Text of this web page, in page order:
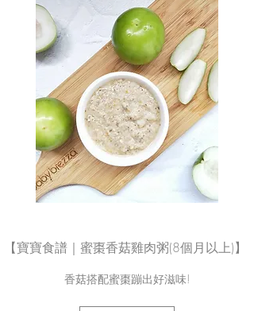
【寶寶食譜｜蜜棗香菇雞肉粥(8個月以上)】
香菇搭配蜜棗蹦出好滋味!